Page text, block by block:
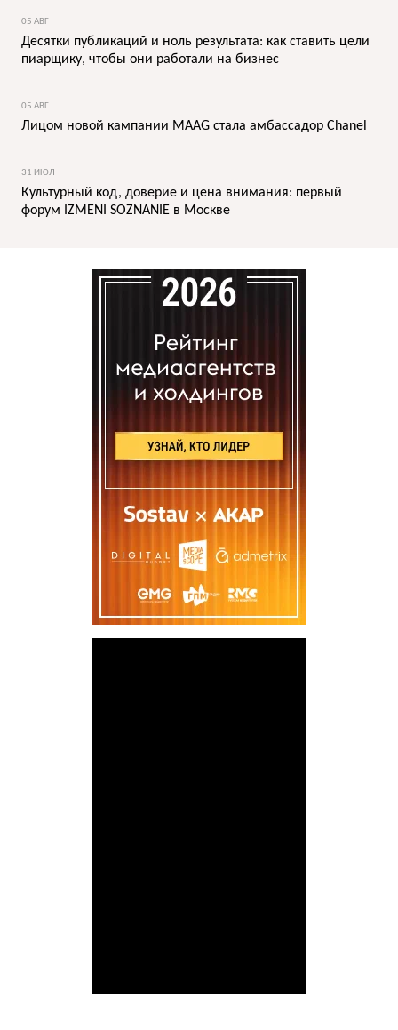
05 АВГ
Десятки публикаций и ноль результата: как ставить цели
пиарщику, чтобы они работали на бизнес
05 АВГ
Лицом новой кампании MAAG стала амбассадор Chanel
31 ИЮЛ
Культурный код, доверие и цена внимания: первый
форум IZMENI SOZNANIE в Москве